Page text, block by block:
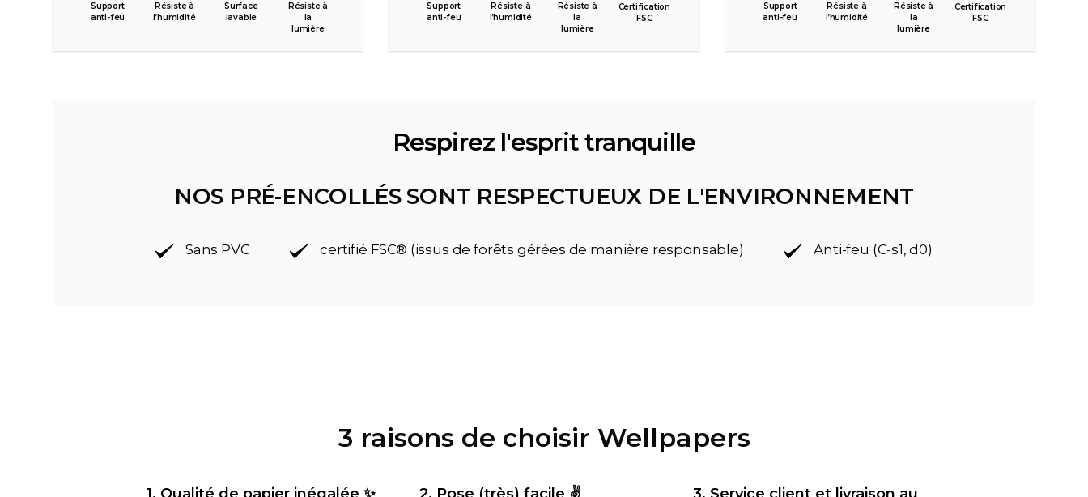
Support
anti-feu
Résiste à
l’humidité
Surface
lavable
Résiste à
la
lumière
Support
anti-feu
Résiste à
l’humidité
Résiste à
la
lumière
Certification
FSC
Support
anti-feu
Résiste à
l’humidité
Résiste à
la
lumière
Certification
FSC
Respirez l'esprit tranquille
NOS PRÉ-ENCOLLÉS SONT RESPECTUEUX DE L'ENVIRONNEMENT
Sans PVC certifié FSC® (issus de forêts gérées de manière responsable) Anti-feu (C-s1, d0)
3 raisons de choisir Wellpapers